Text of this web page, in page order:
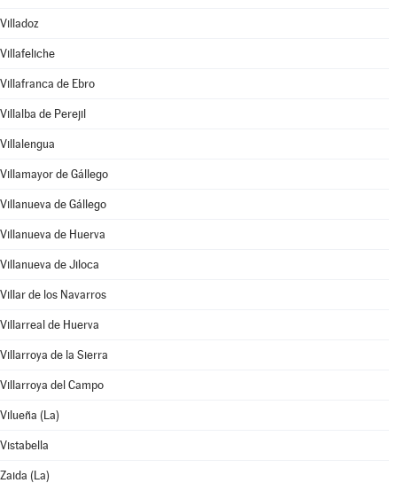
Villadoz
Villafeliche
Villafranca de Ebro
Villalba de Perejil
Villalengua
Villamayor de Gállego
Villanueva de Gállego
Villanueva de Huerva
Villanueva de Jiloca
Villar de los Navarros
Villarreal de Huerva
Villarroya de la Sierra
Villarroya del Campo
Vilueña (La)
Vistabella
Zaida (La)